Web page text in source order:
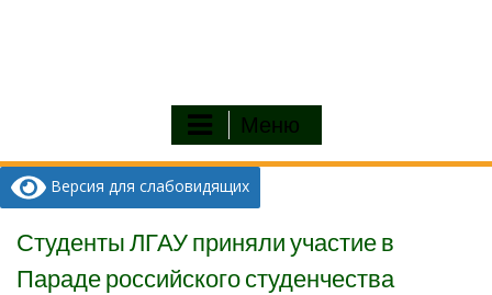
Меню
Версия для слабовидящих
Студенты ЛГАУ приняли участие в
Параде российского студенчества